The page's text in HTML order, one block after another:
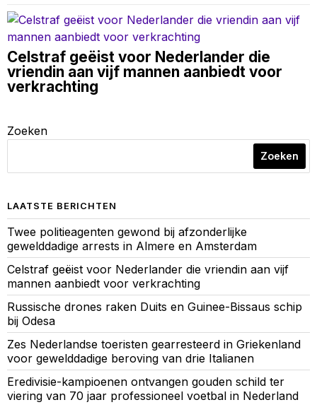
Celstraf geëist voor Nederlander die
vriendin aan vijf mannen aanbiedt voor
verkrachting
Zoeken
Zoeken
LAATSTE BERICHTEN
Twee politieagenten gewond bij afzonderlijke
gewelddadige arrests in Almere en Amsterdam
Celstraf geëist voor Nederlander die vriendin aan vijf
mannen aanbiedt voor verkrachting
Russische drones raken Duits en Guinee-Bissaus schip
bij Odesa
Zes Nederlandse toeristen gearresteerd in Griekenland
voor gewelddadige beroving van drie Italianen
Eredivisie-kampioenen ontvangen gouden schild ter
viering van 70 jaar professioneel voetbal in Nederland